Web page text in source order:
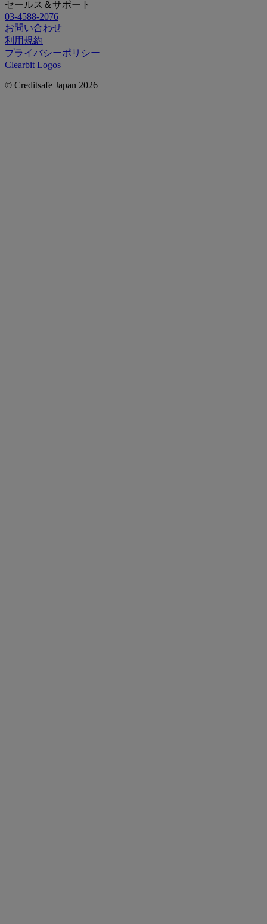
セールス＆サポート
03-4588-2076
お問い合わせ
利用規約
プライバシーポリシー
Clearbit Logos
© Creditsafe Japan 2026